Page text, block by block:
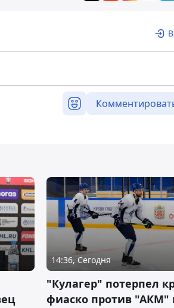
14:36, Сегодня
"Кулагер" потерпел
фиаско против "АКМ"